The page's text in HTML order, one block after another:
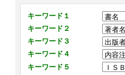
キーワード１
キーワード２
キーワード３
キーワード４
キーワード５